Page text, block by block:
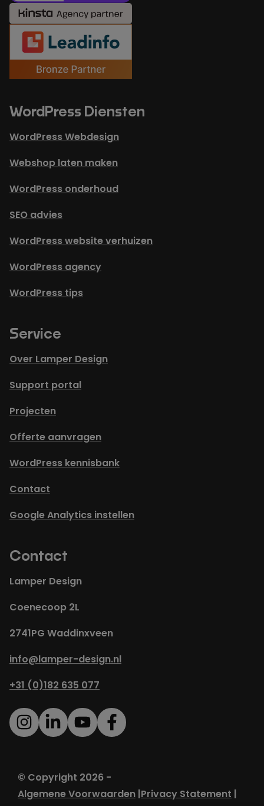
WordPress Diensten
WordPress Webdesign
Webshop laten maken
WordPress onderhoud
SEO advies
WordPress website verhuizen
WordPress agency
WordPress tips
Service
Over Lamper Design
Support portal
Projecten
Offerte aanvragen
WordPress kennisbank
Contact
Google Analytics instellen
Contact
Lamper Design
Coenecoop 2L
2741PG Waddinxveen
info@lamper-design.nl
+31 (0)182 635 077
© Copyright 2026 -
Algemene Voorwaarden Privacy Statement